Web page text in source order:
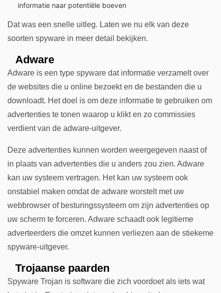
informatie naar potentiële boeven
Dat was een snelle uitleg. Laten we nu elk van deze
soorten spyware in meer detail bekijken.
Adware
Adware is een type spyware dat informatie verzamelt over
de websites die u online bezoekt en de bestanden die u
downloadt. Het doel is om deze informatie te gebruiken om
advertenties te tonen waarop u klikt en zo commissies
verdient van de adware-uitgever.
Deze advertenties kunnen worden weergegeven naast of
in plaats van advertenties die u anders zou zien. Adware
kan uw systeem vertragen. Het kan uw systeem ook
onstabiel maken omdat de adware worstelt met uw
webbrowser of besturingssysteem om zijn advertenties op
uw scherm te forceren. Adware schaadt ook legitieme
adverteerders die omzet kunnen verliezen aan de stiekeme
spyware-uitgever.
Trojaanse paarden
Spyware Trojan is software die zich voordoet als iets wat